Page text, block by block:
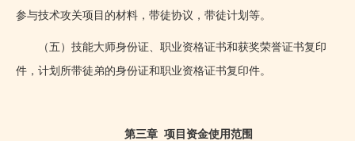
参与技术攻关项目的材料，带徒协议，带徒计划等。
（五）技能大师身份证、职业资格证书和获奖荣誉证书复印
件，计划所带徒弟的身份证和职业资格证书复印件。
第三章 项目资金使用范围